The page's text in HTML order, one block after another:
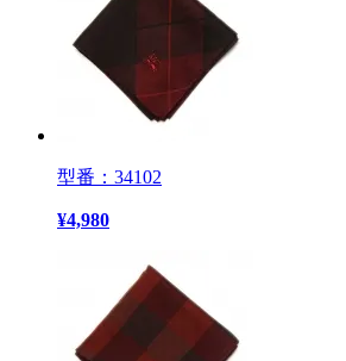
型番：34102
¥4,980